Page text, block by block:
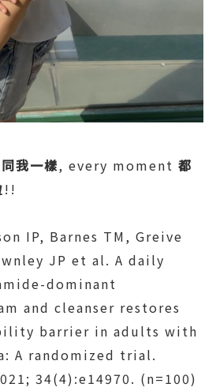
我一樣, every moment 都
!!
IP, Barnes TM, Greive
JP et al. A daily
dominant
and cleanser restores
barrier in adults with
A randomized trial.
34(4):e14970. (n=100)